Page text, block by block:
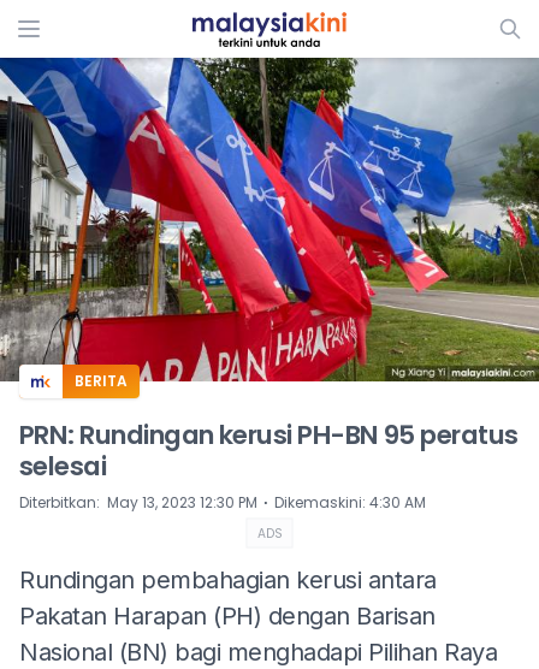
ADS
BERITA
PRN: Rundingan kerusi PH-BN 95 peratus
selesai
Diterbitkan: May 13, 2023 12:30 PM ⋅ Dikemaskini: 4:30 AM
ADS
Rundingan pembahagian kerusi antara
Pakatan Harapan (PH) dengan Barisan
Nasional (BN) bagi menghadapi Pilihan Raya